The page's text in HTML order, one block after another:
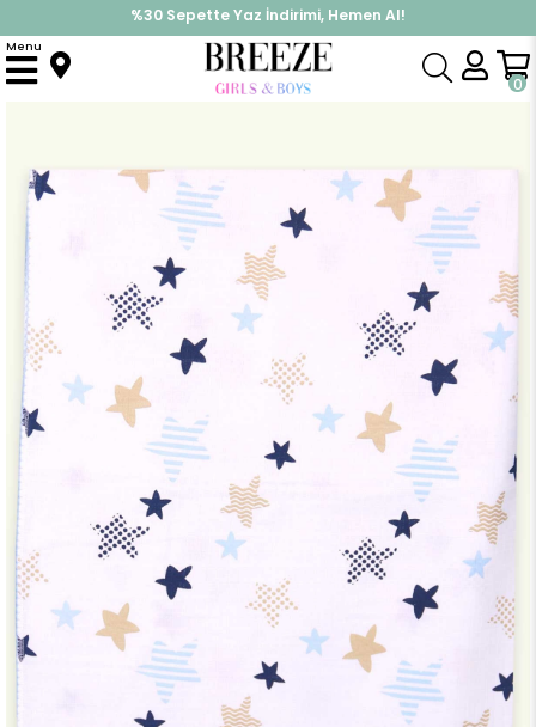
%30 Sepette Yaz İndirimi, Hemen Al!
İndirimlere ek %10 İndirimi Kap, Hemen Üye Ol!
0
Menu
Anasayfa Battaniye